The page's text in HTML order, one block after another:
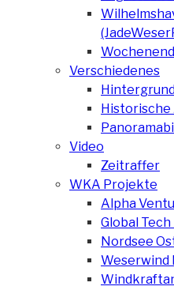
Verschiedenes
Video
Zeitraffer
WKA Projekte
Alpha
Global
Nordsee
Weserwind